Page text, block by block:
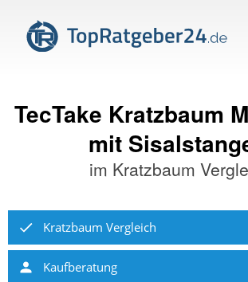
TecTake Kratzbaum
mit
im Kratzbaum
Kratzbaum Vergleich
Kaufberatung